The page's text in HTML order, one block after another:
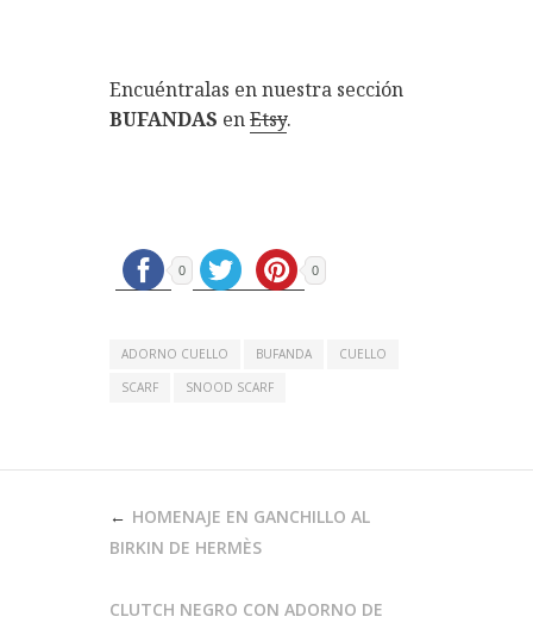
Encuéntralas en nuestra sección
BUFANDAS enEtsy.
0 0
ADORNO CUELLO BUFANDA
CUELLO
SCARF
SNOOD SCARF
NAVEGACIÓNHOMENAJE EN GANCHILLO AL
BIRKIN DE HERMÈS
CLUTCH NEGRO CON ADORNO DE